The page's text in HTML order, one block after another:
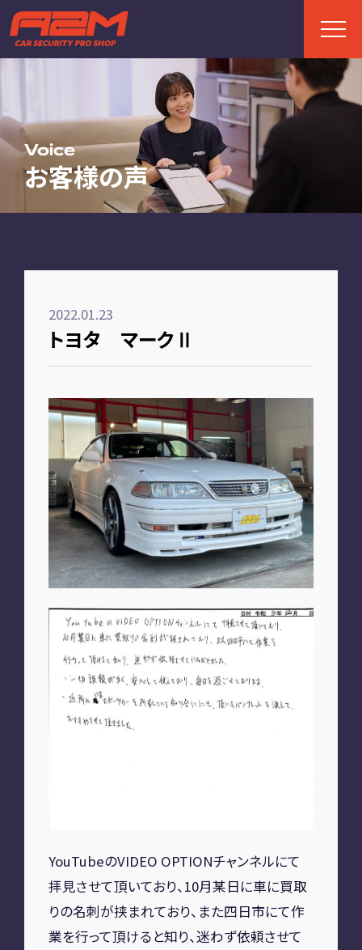
Voice
お客様の声
2022.01.23
トヨタ マークⅡ
YouTubeのVIDEO OPTIONチャンネルにて
拝見させて頂いており、10月某日に車に買取
りの名刺が挟まれており、また四日市にて作
業を行って頂けると知り、迷わず依頼させて
TOP
ABOUT
A2Mについて
FAQ
お客様の声
PLAN
車種別プラン
SHOP
A2M 本店
A2M 仙台
A2M 宇都宮
A2M 愛知
CONTACT
お問い合わせ